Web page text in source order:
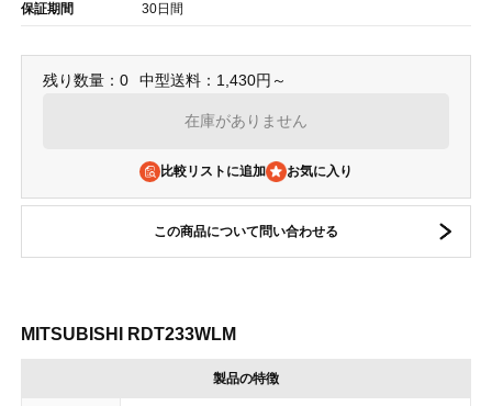
保証期間 30日間
残り数量：0 中型送料：1,430円～
在庫がありません
比較リストに追加
この商品について問い合わせる
MITSUBISHI RDT233WLM
製品の特徴